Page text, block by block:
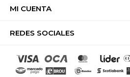
MI CUENTA
REDES SOCIALES